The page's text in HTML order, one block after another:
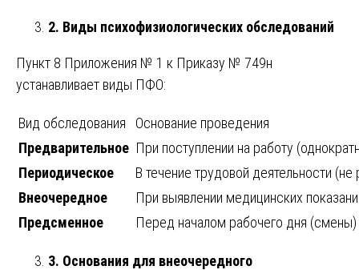
2. Виды психофизиологических обследований
Пункт 8 Приложения № 1 к Приказу № 749н
устанавливает виды ПФО:
Вид обследования
Основание проведения
Предварительное При поступлении на работу
Периодическое
В течение трудовой деятельности
Внеочередное
При выявлении медицинских
Предсменное
Перед началом рабочего дня (смены)
3. Основания для внеочередного